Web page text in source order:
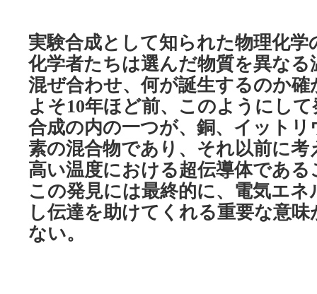
実験合成として知られた物理化
化学者たちは選んだ物質を異な
混ぜ合わせ、何が誕生するのか
よそ10年ほど前、このようにし
合成の内の一つが、銅、イット
素の混合物であり、それ以前に
高い温度における超伝導体であ
この発見には最終的に、電気エ
し伝達を助けてくれる重要な意
ない。